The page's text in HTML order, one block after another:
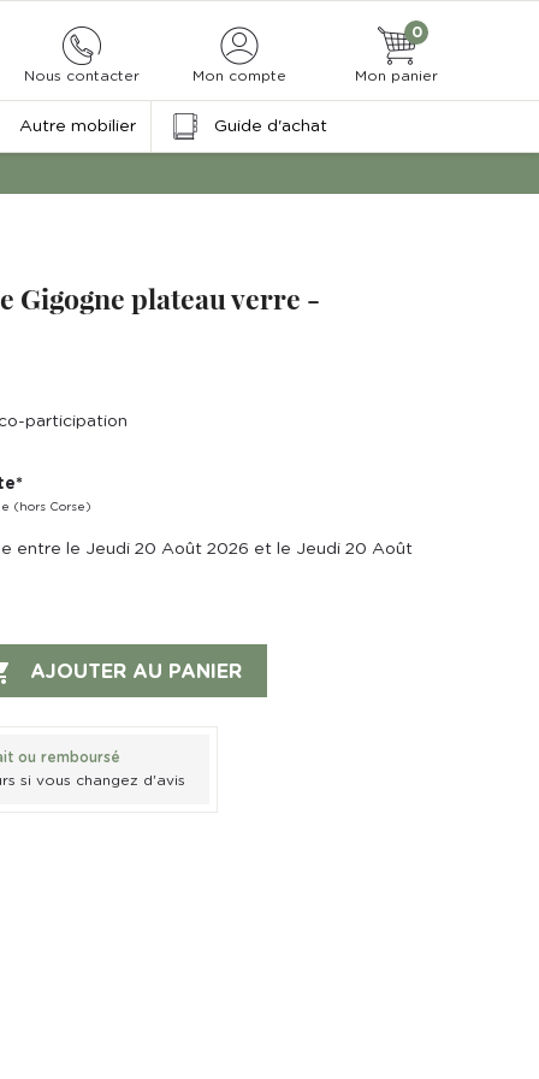
Nous contacter Mon compte Mon panier
0
Autre mobilier Guide d'achat
Gigogne plateau verre -
participation
(hors Corse)
entre le Jeudi 20 Août 2026 et le Jeudi 20 Août
AJOUTER AU PANIER
ou remboursé
si vous changez d'avis